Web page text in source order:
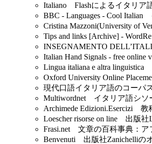
Italiano Flashによるイタリア
BBC - Languages - Cool
Cristina Mazzoni(University of
Tips and links [Archive] -
INSEGNAMENTO
Italian Hand Signals - free
Lingua italiana e altra
Oxford University Online
現代口語イタリア語のコーパ
Multiwordnet イタリア語シソ
Archimede Edizioni.Esercizi
Loescher risorse on line 出版
Frasi.net 文章の百科事典：
Benvenuti 出版社Zanichelliの